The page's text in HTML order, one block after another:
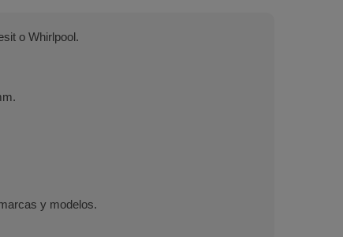
o Whirlpool.
y modelos.